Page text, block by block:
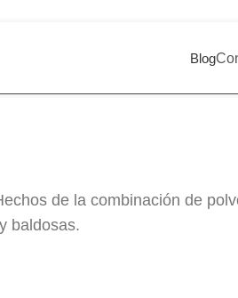
Blog
de la combinación de
baldosas.